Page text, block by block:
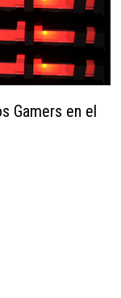
Gamers en el